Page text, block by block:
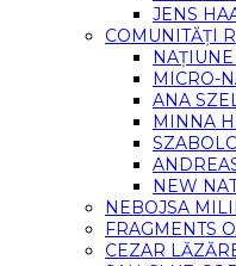
JENS
COMUNITĂȚI
MICRO-
ANA
MINNA
NEW
NEBOJSA
FRAGMENTS
CEZAR